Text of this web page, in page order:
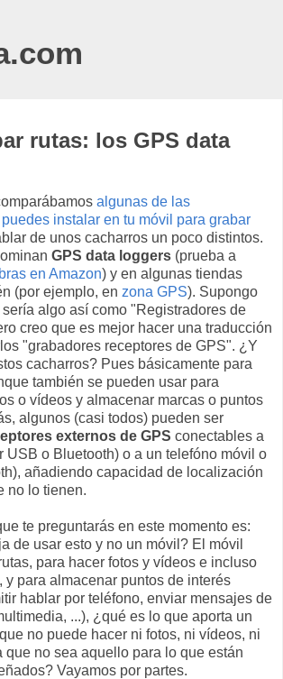
rutas: los GPS data
algunas de las
instalar en tu móvil para grabar
de unos cacharros un poco distintos.
GPS data loggers (prueba a
en Amazon) y en algunas tiendas
(por ejemplo, en zona GPS). Supongo
algo así como "Registradores de
creo que es mejor hacer una traducción
"grabadores receptores de GPS". ¿Y
cacharros? Pues básicamente para
también se pueden usar para
o vídeos y almacenar marcas o puntos
algunos (casi todos) pueden ser
externos de GPS conectables a
USB o Bluetooth) o a un telefóno móvil o
añadiendo capacidad de localización
no lo tienen.
te preguntarás en este momento es:
de usar esto y no un móvil? El móvil
para hacer fotos y vídeos e incluso
y para almacenar puntos de interés
hablar por teléfono, enviar mensajes de
...), ¿qué es lo que aporta un
no puede hacer ni fotos, ni vídeos, ni
que no sea aquello para lo que están
Vayamos por partes.